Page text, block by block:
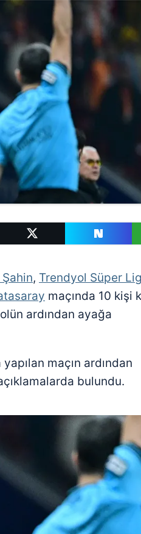
, Trendyol Süper Lig
maçında 10 kişi
ardından ayağa
maçın ardından
bulundu.